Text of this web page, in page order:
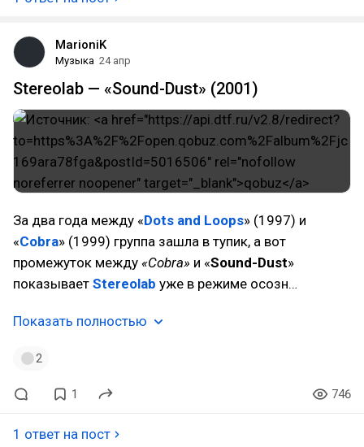
MarioniK
Музыка 24 апр
Stereolab — «Sound-Dust» (2001)
За два года между «Dots and Loops» (1997) и
«Cobra» (1999) группа зашла в тупик, а вот
промежуток между «Cobra» и «Sound-Dust»
показывает Stereolab уже в режиме осозн…
Показать полностью
2
1 746
1 ответ на пост